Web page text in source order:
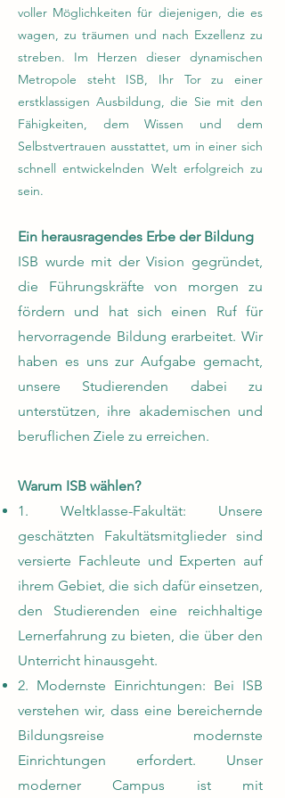
voller Möglichkeiten für diejenigen, die es
wagen, zu träumen und nach Exzellenz zu
streben. Im Herzen dieser dynamischen
Metropole steht ISB, Ihr Tor zu einer
erstklassigen Ausbildung, die Sie mit den
Fähigkeiten, dem Wissen und dem
Selbstvertrauen ausstattet, um in einer sich
schnell entwickelnden Welt erfolgreich zu
sein.
Ein herausragendes Erbe der Bildung
ISB wurde mit der Vision gegründet,
die Führungskräfte von morgen zu
fördern und hat sich einen Ruf für
hervorragende Bildung erarbeitet. Wir
haben es uns zur Aufgabe gemacht,
unsere Studierenden dabei zu
unterstützen, ihre akademischen und
beruflichen Ziele zu erreichen.
Warum ISB wählen?
1. Weltklasse-Fakultät: Unsere
geschätzten Fakultätsmitglieder sind
versierte Fachleute und Experten auf
ihrem Gebiet, die sich dafür einsetzen,
den Studierenden eine reichhaltige
Lernerfahrung zu bieten, die über den
Unterricht hinausgeht.
2. Modernste Einrichtungen: Bei ISB
verstehen wir, dass eine bereichernde
Bildungsreise modernste
Einrichtungen erfordert. Unser
moderner Campus ist mit